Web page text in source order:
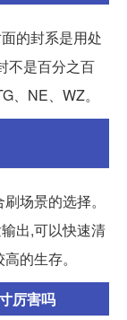
的封系是用处
不是百分之百
、NE、WZ。
场景的选择。
出,可以快速清
的生存。
厉害吗